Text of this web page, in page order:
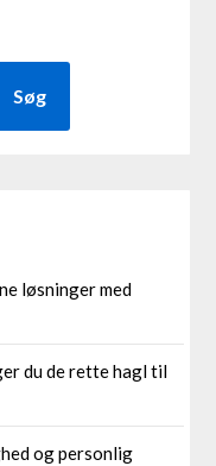
Søg
løsninger med
du de rette hagl til
og personlig